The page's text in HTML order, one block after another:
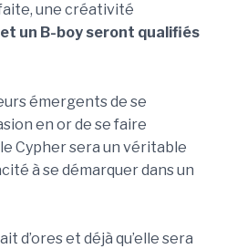
une créativité
un B-boy seront qualifiés
émergents de se
en or de se faire
Cypher sera un véritable
à se démarquer dans un
d’ores et déjà qu’elle sera